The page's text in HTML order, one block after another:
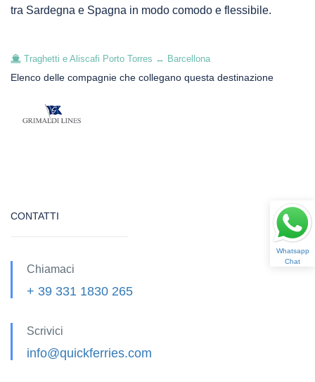
tra Sardegna e Spagna in modo comodo e flessibile.
Traghetti e Aliscafi Porto Torres ↔ Barcellona
Elenco delle compagnie che collegano questa destinazione
CONTATTI
Chiamaci
+ 39 331 1830 265
Scrivici
info@quickferries.com
Whatsapp
Chat